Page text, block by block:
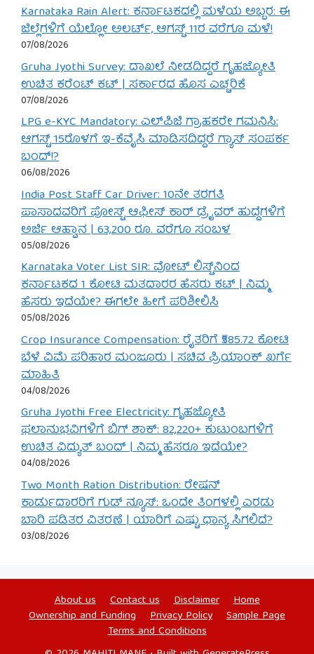
Karnataka Rain Alert: ಕರ್ನಾಟಕದಲ್ಲಿ ಮಳೆಯ ಅಬ್ಬರ: ಈ
ಜಿಲ್ಲೆಗಳಿಗೆ ಯೆಲ್ಲೋ ಅಲರ್ಟ್, ಆಗಸ್ಟ್ 11ರ ವರೆಗೂ ಮಳೆ!
07/08/2026
Gruha Jyothi Survey: ದಾಖಲೆ ನೀಡದಿದ್ದರೆ ಗೃಹಜ್ಯೋತಿ
ಉಚಿತ ಕರೆಂಟ್ ಕಟ್ | ಸರ್ಕಾರದ ಹೊಸ ಎಚ್ಚರಿಕೆ
07/08/2026
LPG e-KYC Mandatory: ಎಲ್‌ಪಿಜಿ ಗ್ರಾಹಕರೇ ಗಮನಿಸಿ:
ಆಗಸ್ಟ್ 15ರೊಳಗೆ ಇ-ಕೆವೈಸಿ ಮಾಡಿಸದಿದ್ದರೆ ಗ್ಯಾಸ್ ಸಂಪರ್ಕ
ಬಂದ್!?
06/08/2026
India Post Staff Car Driver: 10ನೇ ತರಗತಿ
ಪಾಸಾದವರಿಗೆ ಪೋಸ್ಟ್ ಆಫೀಸ್ ಕಾರ್ ಡ್ರೈವರ್ ಹುದ್ದೆಗಳಿಗೆ
ಅರ್ಜಿ ಆಹ್ವಾನ | 63,200 ರೂ. ವರೆಗೂ ಸಂಬಳ
05/08/2026
Karnataka Voter List SIR: ವೋಟ್ ಲಿಸ್ಟ್‌ನಿಂದ
ಕರ್ನಾಟಕದ 1 ಕೋಟಿ ಮತದಾರರ ಹೆಸರು ಕಟ್ | ನಿಮ್ಮ
ಹೆಸರು ಇದೆಯೇ? ಈಗಲೇ ಹೀಗೆ ಪರಿಶೀಲಿಸಿ
05/08/2026
Crop Insurance Compensation: ರೈತರಿಗೆ ₹585.72 ಕೋಟಿ
ಬೆಳೆ ವಿಮೆ ಪರಿಹಾರ ಮಂಜೂರು | ಸಚಿವ ಪ್ರಿಯಾಂಕ್ ಖರ್ಗೆ
ಮಾಹಿತಿ
04/08/2026
Gruha Jyothi Free Electricity: ಗೃಹಜ್ಯೋತಿ
ಫಲಾನುಭವಿಗಳಿಗೆ ಬಿಗ್ ಶಾಕ್: 82,220+ ಕುಟುಂಬಗಳಿಗೆ
ಉಚಿತ ವಿದ್ಯುತ್ ಬಂದ್ | ನಿಮ್ಮ ಹೆಸರೂ ಇದೆಯೇ?
04/08/2026
Two Month Ration Distribution: ರೇಷನ್
ಕಾರ್ಡುದಾರರಿಗೆ ಗುಡ್ ನ್ಯೂಸ್: ಒಂದೇ ತಿಂಗಳಲ್ಲಿ ಎರಡು
ಬಾರಿ ಪಡಿತರ ವಿತರಣೆ | ಯಾರಿಗೆ ಎಷ್ಟು ಧಾನ್ಯ ಸಿಗಲಿದೆ?
03/08/2026
About us Contact us Disclaimer
Home
Ownership and Funding
Privacy Policy
Sample Page
Terms and Conditions